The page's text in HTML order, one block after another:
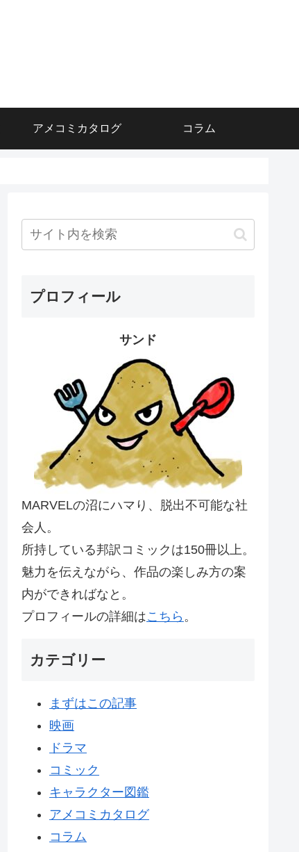
アメコミカタログ コラム
プロフィール
サンド
MARVELの沼にハマり、脱出不可能な社
会人。
所持している邦訳コミックは150冊以上。
魅力を伝えながら、作品の楽しみ方の案
内ができればなと。
プロフィールの詳細はこちら 。
カテゴリー
まずはこの記事
映画
ドラマ
コミック
キャラクター図鑑
アメコミカタログ
コラム